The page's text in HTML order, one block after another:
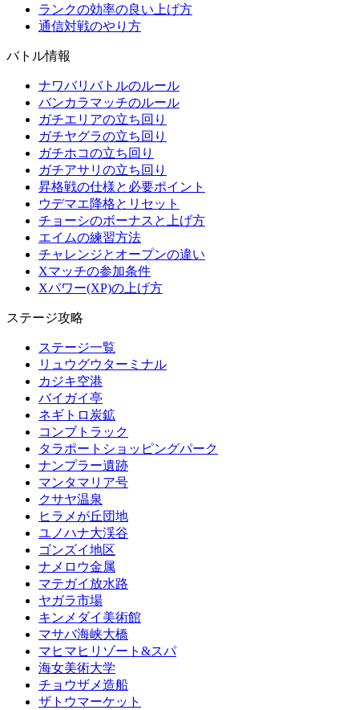
ランクの効率の良い上げ方
通信対戦のやり方
バトル情報
ナワバリバトルのルール
バンカラマッチのルール
ガチエリアの立ち回り
ガチヤグラの立ち回り
ガチホコの立ち回り
ガチアサリの立ち回り
昇格戦の仕様と必要ポイント
ウデマエ降格とリセット
チョーシのボーナスと上げ方
エイムの練習方法
チャレンジとオープンの違い
Xマッチの参加条件
Xパワー(XP)の上げ方
ステージ攻略
ステージ一覧
リュウグウターミナル
カジキ空港
バイガイ亭
ネギトロ炭鉱
コンブトラック
タラポートショッピングパーク
ナンプラー遺跡
マンタマリア号
クサヤ温泉
ヒラメが丘団地
ユノハナ大渓谷
ゴンズイ地区
ナメロウ金属
マテガイ放水路
ヤガラ市場
キンメダイ美術館
マサバ海峡大橋
マヒマヒリゾート&スパ
海女美術大学
チョウザメ造船
ザトウマーケット